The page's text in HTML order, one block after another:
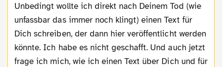
Unbedingt wollte ich direkt nach Deinem Tod (wie
unfassbar das immer noch klingt) einen Text für
Dich schreiben, der dann hier veröffentlicht werden
könnte. Ich habe es nicht geschafft. Und auch jetzt
frage ich mich, wie ich einen Text über Dich und für